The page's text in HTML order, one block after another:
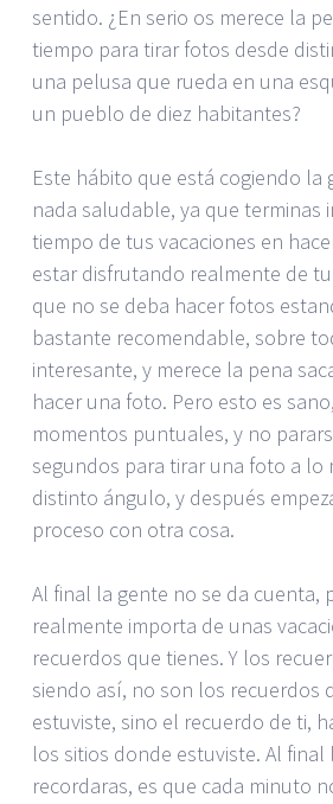
sentido. ¿En serio os merece la
tiempo para tirar fotos desde
una pelusa que rueda en una
un pueblo de diez habitantes?
Este hábito que está cogiendo la
nada saludable, ya que terminas
tiempo de tus vacaciones en
estar disfrutando realmente de
que no se deba hacer fotos
bastante recomendable, sobre
interesante, y merece la pena
hacer una foto. Pero esto es
momentos puntuales, y no
segundos para tirar una foto a lo
distinto ángulo, y después
proceso con otra cosa.
Al final la gente no se da cuenta,
realmente importa de unas
recuerdos que tienes. Y los
siendo así, no son los recuerdos
estuviste, sino el recuerdo de ti,
los sitios donde estuviste. Al final
recordaras, es que cada minuto